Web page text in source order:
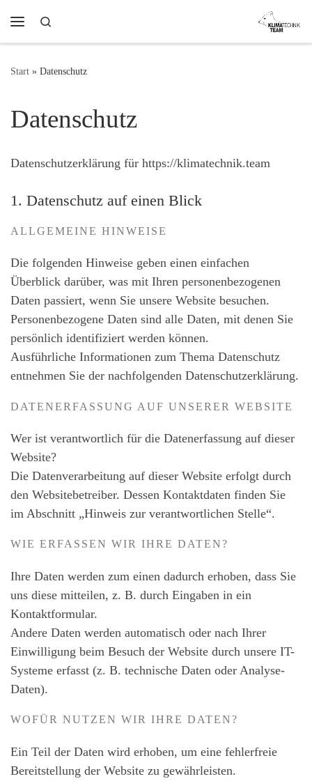
Zum Inhalt springen
Start » Datenschutz
Datenschutz
Datenschutzerklärung für https://klimatechnik.team
1. Datenschutz auf einen Blick
ALLGEMEINE HINWEISE
Die folgenden Hinweise geben einen einfachen
Überblick darüber, was mit Ihren personenbezogenen
Daten passiert, wenn Sie unsere Website besuchen.
Personenbezogene Daten sind alle Daten, mit denen Sie
persönlich identifiziert werden können.
Ausführliche Informationen zum Thema Datenschutz
entnehmen Sie der nachfolgenden Datenschutzerklärung.
DATENERFASSUNG AUF UNSERER WEBSITE
Wer ist verantwortlich für die Datenerfassung auf dieser
Website?
Die Datenverarbeitung auf dieser Website erfolgt durch
den Websitebetreiber. Dessen Kontaktdaten finden Sie
im Abschnitt „Hinweis zur verantwortlichen Stelle“.
WIE ERFASSEN WIR IHRE DATEN?
Ihre Daten werden zum einen dadurch erhoben, dass Sie
uns diese mitteilen, z. B. durch Eingaben in ein
Kontaktformular.
Andere Daten werden automatisch oder nach Ihrer
Einwilligung beim Besuch der Website durch unsere IT-
Systeme erfasst (z. B. technische Daten oder Analyse-
Daten).
WOFÜR NUTZEN WIR IHRE DATEN?
Ein Teil der Daten wird erhoben, um eine fehlerfreie
Bereitstellung der Website zu gewährleisten.